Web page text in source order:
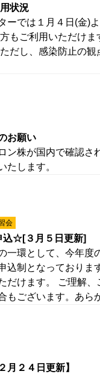
状況
ーでは１月４日(金)
もご利用いただけ
だし、感染防止の
お願い
ン株が国内で確認さ
たします。
会
込☆[３月５日更新]
一環として、今年度
込制となっており
だけます。 ご理解、
もございます。あら
月２４日更新】